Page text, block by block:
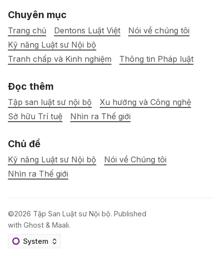
Chuyên mục
Trang chủ Dentons Luật Việt
Nói về chúng tôi
Kỹ năng Luật sư Nội bộ
Tranh chấp và Kinh nghiệm
Thông tin Pháp luật
Đọc thêm
Tập san luật sư nội bộ
Xu hướng và Công nghệ
Sở hữu Trí tuệ
Nhìn ra Thế giới
Chủ đề
Kỹ năng Luật sư Nội bộ
Nói về Chúng tôi
Nhìn ra Thế giới
©2026 Tập San Luật sư Nội bộ. Published
with Ghost & Maali.